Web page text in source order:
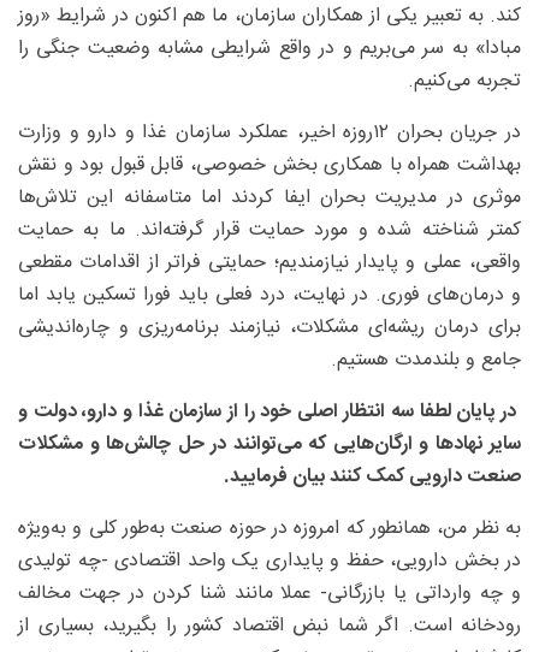
کند. به تعبیر یکی از همکاران سازمان، ما هم اکنون در شرایط «روز
مبادا» به سر می‌بریم و در واقع شرایطی مشابه وضعیت جنگی را
تجربه می‌کنیم.
در جریان بحران ۱۲روزه اخیر، عملکرد سازمان غذا و دارو و وزارت
بهداشت همراه با همکاری بخش خصوصی، قابل قبول بود و نقش
موثری در مدیریت بحران ایفا کردند اما متاسفانه این تلاش‌ها
کمتر شناخته شده و مورد حمایت قرار گرفته‌اند. ما به حمایت
واقعی، عملی و پایدار نیازمندیم؛ حمایتی فراتر از اقدامات مقطعی
و درمان‌های فوری. در نهایت، درد فعلی باید فورا تسکین یابد اما
برای درمان ریشه‌ای مشکلات، نیازمند برنامه‌ریزی و چاره‌اندیشی
جامع و بلندمدت هستیم.
در پایان لطفا سه انتظار اصلی خود را از سازمان غذا و دارو، دولت و
سایر نهادها و ارگان‌هایی که می‌توانند در حل چالش‌ها و مشکلات
صنعت دارویی کمک کنند بیان فرمایید.
به نظر من، همانطور که امروزه در حوزه صنعت به‌طور کلی و به‌ویژه
در بخش دارویی، حفظ و پایداری یک واحد اقتصادی -چه تولیدی
و چه وارداتی یا بازرگانی- عملا مانند شنا کردن در جهت مخالف
رودخانه است. اگر شما نبض اقتصاد کشور را بگیرید، بسیاری از